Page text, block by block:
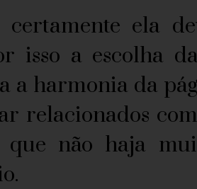
ela
isso a escolha
a harmonia da
relacionados
não haja